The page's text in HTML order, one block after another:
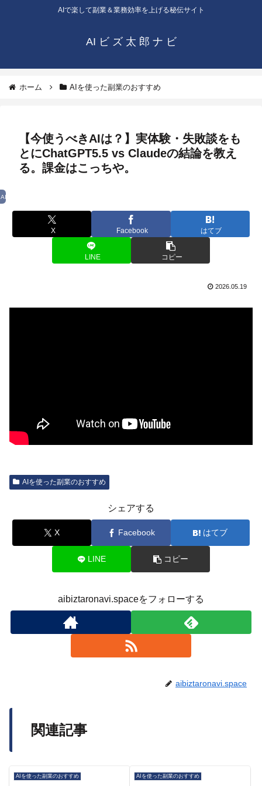
AIで楽して副業＆業務効率を上げる秘伝サイト
AI ビ ズ 太 郎 ナ ビ
ホーム AIを使った副業のおすすめ
【今使うべきAIは？】実体験・失敗談をも
とにChatGPT5.5 vs Claudeの結論を教え
る。課金はこっちや。
AIを使った副業のおすすめ
X Facebook はてブ
LINE コピー
2026.05.19
AIを使った副業のおすすめ
シェアする
X Facebook はてブ
LINE コピー
aibiztaronavi.spaceをフォローする
aibiztaronavi.space
関連記事
AIを使った副業のおすすめ AIを使った副業のおすすめ